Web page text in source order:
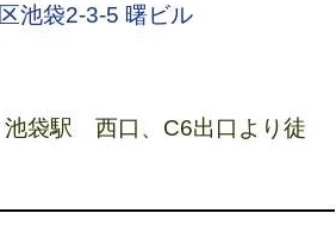
池袋2-3-5 曙ビル
袋駅 西口、C6出口より徒